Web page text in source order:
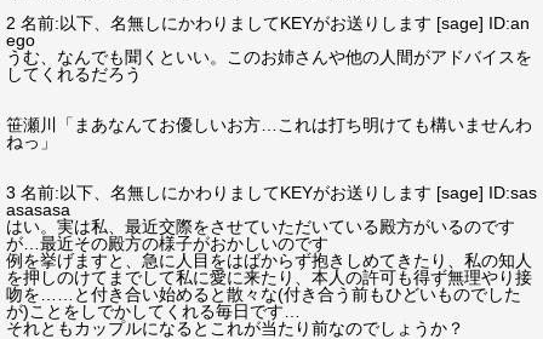
2 名前:以下、名無しにかわりましてKEYがお送りします [sage] ID:an
ego
うむ、なんでも聞くといい。このお姉さんや他の人間がアドバイスを
してくれるだろう
笹瀬川「まあなんてお優しいお方…これは打ち明けても構いませんわ
ねっ」
3 名前:以下、名無しにかわりましてKEYがお送りします [sage] ID:sas
asasasa
はい。実は私、最近交際をさせていただいている殿方がいるのです
が…最近その殿方の様子がおかしいのです
例を挙げますと、急に人目をはばからず抱きしめてきたり、私の知人
を押しのけてまでして私に愛に来たり、本人の許可も得ず無理やり接
吻を……と付き合い始めると散々な(付き合う前もひどいものでした
が)ことをしでかしてくれる毎日です…
それともカップルになるとこれが当たり前なのでしょうか？